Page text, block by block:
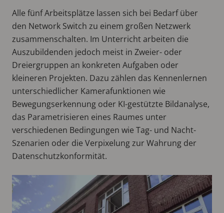
Alle fünf Arbeitsplätze lassen sich bei Bedarf über
den Network Switch zu einem großen Netzwerk
zusammenschalten. Im Unterricht arbeiten die
Auszubildenden jedoch meist in Zweier- oder
Dreiergruppen an konkreten Aufgaben oder
kleineren Projekten. Dazu zählen das Kennenlernen
unterschiedlicher Kamerafunktionen wie
Bewegungserkennung oder KI-gestützte Bildanalyse,
das Parametrisieren eines Raumes unter
verschiedenen Bedingungen wie Tag- und Nacht-
Szenarien oder die Verpixelung zur Wahrung der
Datenschutzkonformität.